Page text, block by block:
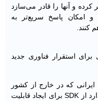
و آنها را قادر می‌سازد
و امکان پاسخ سریع‌تر به
کنند.
برای استقرار فناوری جدید
که در خارج از کشور
مستقر و مشمول فیلترینگ است، قصد دارد از SDK برای ایجاد قابلیت